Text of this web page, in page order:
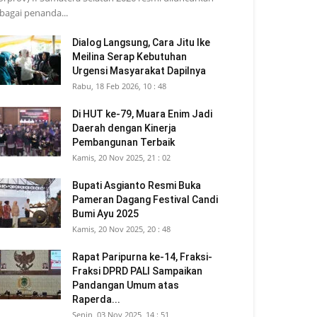
penanda...
Dialog Langsung, Cara Jitu Ike
Meilina Serap Kebutuhan
Urgensi Masyarakat Dapilnya
Rabu, 18 Feb 2026, 10 : 48
Di HUT ke-79, Muara Enim Jadi
Daerah dengan Kinerja
Pembangunan Terbaik
Kamis, 20 Nov 2025, 21 : 02
Bupati Asgianto Resmi Buka
Pameran Dagang Festival Candi
Bumi Ayu 2025
Kamis, 20 Nov 2025, 20 : 48
Rapat Paripurna ke-14, Fraksi-
Fraksi DPRD PALI Sampaikan
Pandangan Umum atas
Raperda...
Senin, 03 Nov 2025, 14 : 51